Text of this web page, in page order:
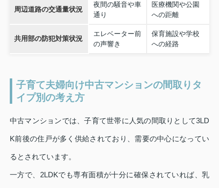
周辺道路の交通量状況
夜間の騒音や車
通り
医療機関や公園
への距離
共用部の防犯対策状況
エレベーター前
の声響き
保育施設や学校
への経路
子育て夫婦向け中古マンションの間取りタ
イプ別の考え方
中古マンションでは、子育て世帯に人気の間取りとして3LD
K前後の住戸が多く供給されており、需要の中心になってい
るとされています。
一方で、2LDKでも専有面積が十分に確保されていれば、乳